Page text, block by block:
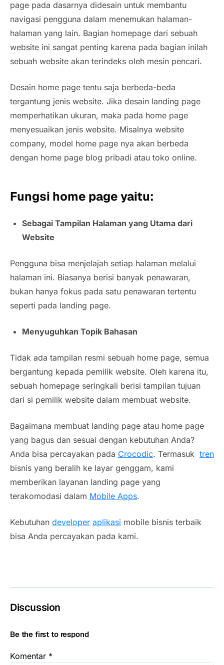
page pada dasarnya didesain untuk membantu
navigasi pengguna dalam menemukan halaman-
halaman yang lain. Bagian homepage dari sebuah
website ini sangat penting karena pada bagian inilah
sebuah website akan terindeks oleh mesin pencari.
Desain home page tentu saja berbeda-beda
tergantung jenis website. Jika desain landing page
memperhatikan ukuran, maka pada home page
menyesuaikan jenis website. Misalnya website
company, model home page nya akan berbeda
dengan home page blog pribadi atau toko online.
Fungsi home page yaitu:
Sebagai Tampilan Halaman yang Utama dari
Website
Pengguna bisa menjelajah setiap halaman melalui
halaman ini. Biasanya berisi banyak penawaran,
bukan hanya fokus pada satu penawaran tertentu
seperti pada landing page.
Menyuguhkan Topik Bahasan
Tidak ada tampilan resmi sebuah home page, semua
bergantung kepada pemilik website. Oleh karena itu,
sebuah homepage seringkali berisi tampilan tujuan
dari si pemilik website dalam membuat website.
Bagaimana membuat landing page atau home page
yang bagus dan sesuai dengan kebutuhan Anda?
Anda bisa percayakan pada Crocodic. Termasuk tren
bisnis yang beralih ke layar genggam, kami
memberikan layanan landing page yang
terakomodasi dalam Mobile Apps.
Kebutuhan developer aplikasi mobile bisnis terbaik
bisa Anda percayakan pada kami.
Discussion
Be the first to respond
Komentar *